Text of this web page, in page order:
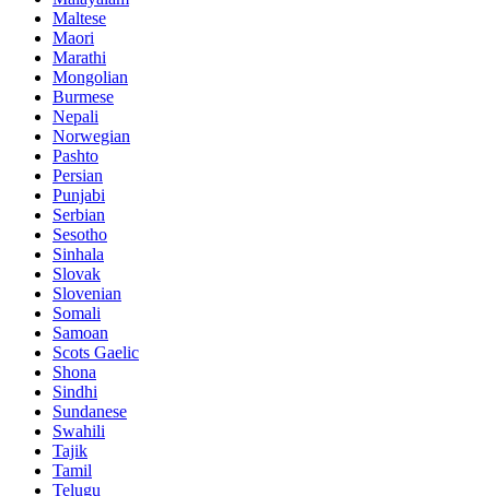
Maltese
Maori
Marathi
Mongolian
Burmese
Nepali
Norwegian
Pashto
Persian
Punjabi
Serbian
Sesotho
Sinhala
Slovak
Slovenian
Somali
Samoan
Scots Gaelic
Shona
Sindhi
Sundanese
Swahili
Tajik
Tamil
Telugu